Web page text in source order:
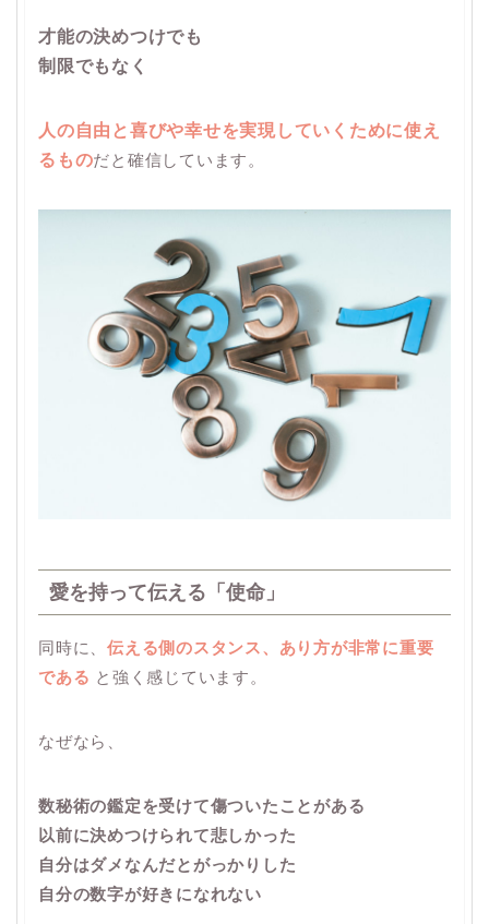
才能の決めつけでも
制限でもなく
人の自由と喜びや幸せを実現していくために使え
るものだと確信しています。
愛を持って伝える「使命」
同時に、伝える側のスタンス、あり方が非常に重要
である と強く感じています。
なぜなら、
数秘術の鑑定を受けて傷ついたことがある
以前に決めつけられて悲しかった
自分はダメなんだとがっかりした
自分の数字が好きになれない